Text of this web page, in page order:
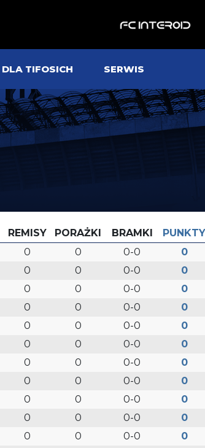
DLA TIFOSICH SERWIS
REMISY PORAŻKI BRAMKI
PUNKTY
0 0 0-0
0
0 0 0-0
0
0 0 0-0
0
0 0 0-0
0
0 0 0-0
0
0 0 0-0
0
0 0 0-0
0
0 0 0-0
0
0 0 0-0
0
0 0 0-0
0
0 0 0-0
0